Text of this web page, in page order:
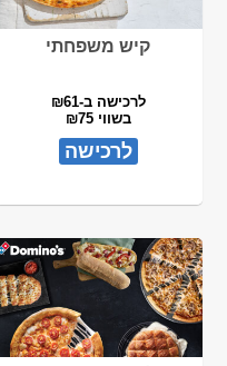
קיש משפחתי
לרכישה ב-₪61
בשווי ₪75
לרכישה